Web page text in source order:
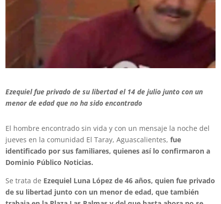
Ezequiel fue privado de su libertad el 14 de julio junto con un
menor de edad que no ha sido encontrado
El hombre encontrado sin vida y con un mensaje la noche del
jueves en la comunidad El Taray, Aguascalientes,fue
identificado por sus familiares, quienes así lo confirmaron a
Dominio Público Noticias.
Se trata de Ezequiel Luna López de 46 años, quien fue privado
de su libertad junto con un menor de edad, que también